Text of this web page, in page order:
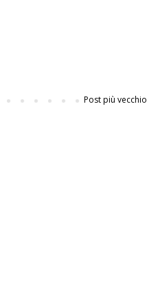
Post più vecchio